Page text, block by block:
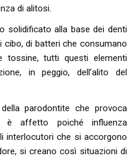
di alitosi.
solidificato alla base dei denti
di batteri che consumano
tossine, tutti questi elementi
in peggio, dell’alito del
parodontite che provoca
affetto poiché influenza
interlocutori che si accorgono
si creano così situazioni di